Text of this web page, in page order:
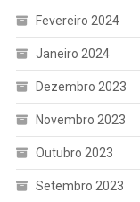
Fevereiro 2024
Janeiro 2024
Dezembro 2023
Novembro 2023
Outubro 2023
Setembro 2023